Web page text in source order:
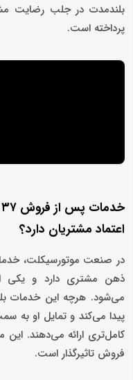
بلندمدت در جلب رضایت
پرداخته است.
اعتماد مشتریان دارد؟
در صنعت موتورسیکلت،
ذهن مشتری دارد و یکی
می‌شود. هرچه این خدمات
پیدا می‌کند و تمایل او
کامل‌تری ارائه می‌دهند. این
فروش تاثیرگذار است.